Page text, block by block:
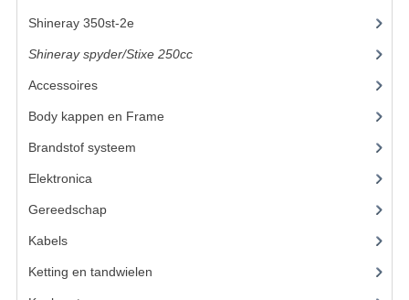
Shineray 350st-2e
Shineray spyder/Stixe 250cc(306)
Accessoires(52)
Body kappen en Frame
Brandstof systeem
Elektronica
Gereedschap(8)
Kabels(6)
Ketting en tandwielen